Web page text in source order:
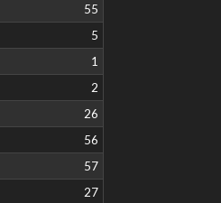
55
5
1
2
26
56
57
27